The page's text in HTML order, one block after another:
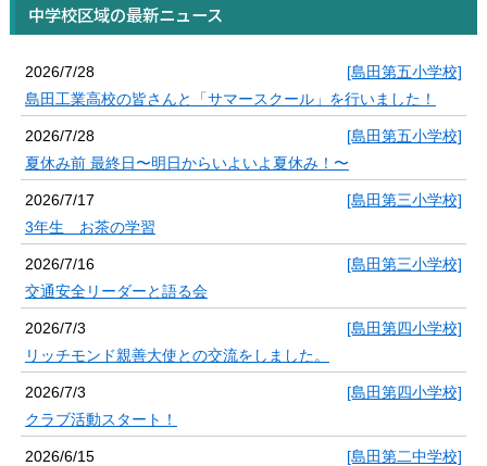
中学校区域の最新ニュース
2026/7/28
[島田第五小学校]
島田工業高校の皆さんと「サマースクール」を行いました！
2026/7/28
[島田第五小学校]
夏休み前 最終日〜明日からいよいよ夏休み！〜
2026/7/17
[島田第三小学校]
3年生 お茶の学習
2026/7/16
[島田第三小学校]
交通安全リーダーと語る会
2026/7/3
[島田第四小学校]
リッチモンド親善大使との交流をしました。
2026/7/3
[島田第四小学校]
クラブ活動スタート！
2026/6/15
[島田第二中学校]